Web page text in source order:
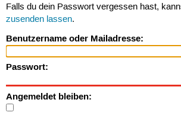
Falls du dein Passwort vergessen hast,
zusenden lassen.
Benutzername oder Mailadresse:
Passwort:
Angemeldet bleiben: